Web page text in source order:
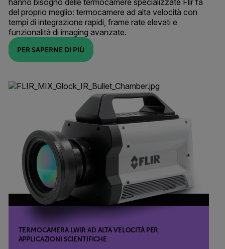
hanno bisogno delle termocamere specializzate Flir fa
del proprio meglio: termocamere ad alta velocità con
tempi di integrazione rapidi, frame rate elevati e
funzionalità di imaging avanzate.
PER SAPERNE DI PIÙ
TERMOCAMERA LWIR AD ALTA VELOCITÀ PER
APPLICAZIONI SCIENTIFICHE